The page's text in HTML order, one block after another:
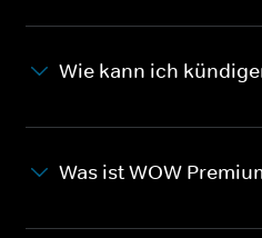
Wie kann ich
Was ist WOW